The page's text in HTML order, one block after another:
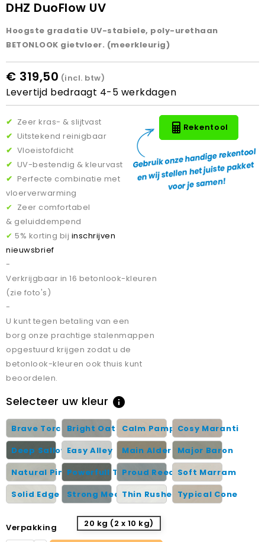
DHZ DuoFlow UV
Hoogste gradatie UV-stabiele, poly-urethaan
BETONLOOK gietvloer. (meerkleurig)
€ 319,50 (incl. btw)
Levertijd bedraagt 4-5 werkdagen
✔ Zeer kras- & slijtvast
✔ Uitstekend reinigbaar
✔ Vloeistofdicht
✔ UV-bestendig & kleurvast
✔ Perfecte combinatie met
vloerverwarming
✔ Zeer comfortabel
& geluiddempend
✔ 5% korting bij inschrijven
nieuwsbrief
-
Verkrijgbaar in 16 betonlook-kleuren
(zie foto's)
-
U kunt tegen betaling van een
borg onze prachtige stalenmappen
opgestuurd krijgen zodat u de
betonlook-kleuren ook thuis kunt
beoordelen.
Rekentool
Selecteer uw kleur info
Brave Torch Bright Oats Calm PampasCosy Maranti
Deep SallowEasy Alley Main Alder
Major Baron
Natural PinePowerfull TurfProud Reed Soft Marram
Solid Edge
Strong MeadowThin Rushes Typical Cone
Verpakking 20 kg (2 x 10 kg)